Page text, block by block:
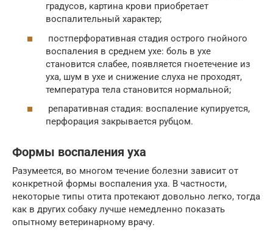
градусов, картина крови приобретает
воспалительный характер;
постперфоративная стадия острого гнойного
воспаления в среднем ухе: боль в ухе
становится слабее, появляется гноетечение из
уха, шум в ухе и снижение слуха не проходят,
температура тела становится нормальной;
репаративная стадия: воспаление купируется,
перфорация закрывается рубцом.
Формы воспаления уха
Разумеется, во многом течение болезни зависит от
конкретной формы воспаления уха. В частности,
некоторые типы отита протекают довольно легко, тогда
как в других собаку лучше немедленно показать
опытному ветеринарному врачу.